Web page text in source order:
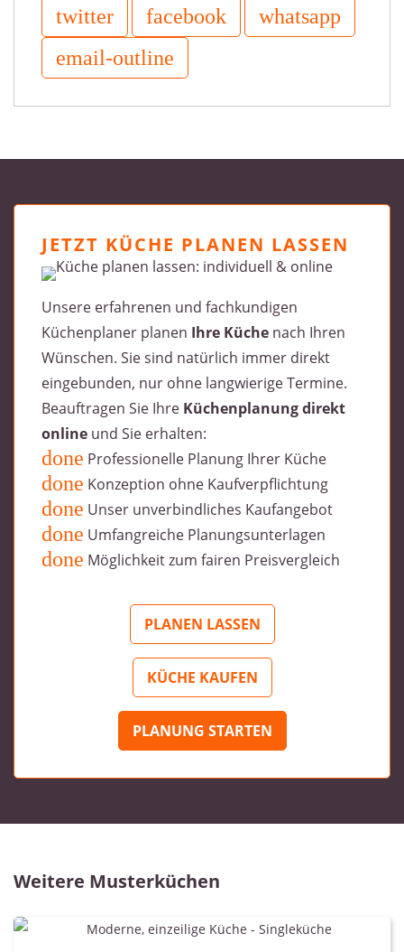
JETZT KÜCHE PLANEN LASSEN
Unsere erfahrenen und fachkundigen
Küchenplaner planen Ihre Küche nach Ihren
Wünschen. Sie sind natürlich immer direkt
eingebunden, nur ohne langwierige Termine.
Beauftragen Sie Ihre Küchenplanung direkt
online und Sie erhalten:
Professionelle Planung Ihrer Küche
Konzeption ohne Kaufverpflichtung
Unser unverbindliches Kaufangebot
Umfangreiche Planungsunterlagen
Möglichkeit zum fairen Preisvergleich
PLANEN LASSEN
KÜCHE KAUFEN
PLANUNG STARTEN
Weitere Musterküchen